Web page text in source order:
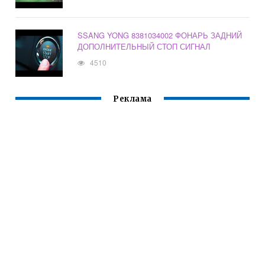
SSANG YONG 8381034002 ФОНАРЬ ЗАДНИЙ
ДОПОЛНИТЕЛЬНЫЙ СТОП СИГНАЛ
4510
Реклама